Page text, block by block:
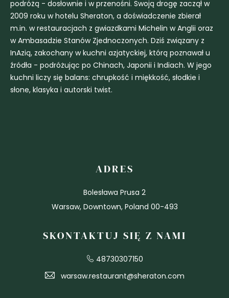
podróżą - dosłownie i w przenośni. Swoją drogę zaczął w
2009 roku w hotelu Sheraton, a doświadczenie zbierał
m.in. w restauracjach z gwiazdkami Michelin w Anglii oraz
w Ambasadzie Stanów Zjednoczonych. Dziś związany z
InAzią, zakochany w kuchni azjatyckiej, którą poznawał u
źródła - podróżując po Chinach, Japonii i Indiach. W jego
kuchni liczy się balans: chrupkość i miękkość, słodkie i
słone, klasyka i autorski twist.
ADRES
Bolesława Prusa 2
Warsaw, Downtown, Poland 00-493
SKONTAKTUJ SIĘ Z NAMI
48730307150
warsaw.restaurant@sheraton.com